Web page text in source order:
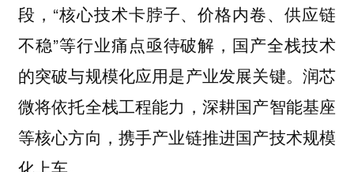
段，“核心技术卡脖子、价格内卷、供应链
不稳”等行业痛点亟待破解，国产全栈技术
的突破与规模化应用是产业发展关键。润芯
微将依托全栈工程能力，深耕国产智能基座
等核心方向，携手产业链推进国产技术规模
化上车。